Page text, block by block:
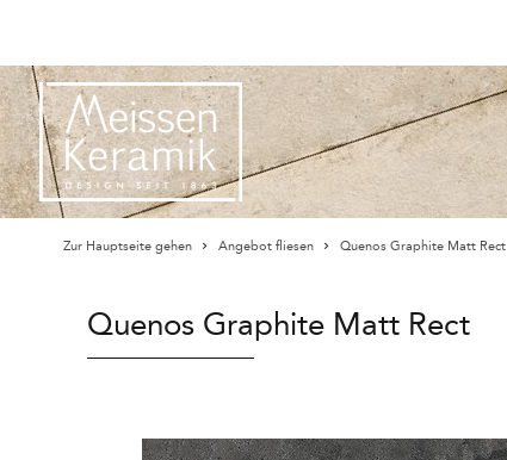
Zur Hauptseite gehen Angebot fliesen Quenos Graphite Matt Rect
Quenos Graphite Matt Rect